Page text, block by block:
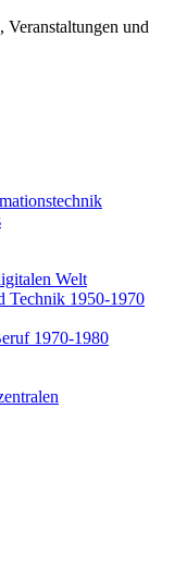
und
Welt
Technik 1950-1970
1970-1980